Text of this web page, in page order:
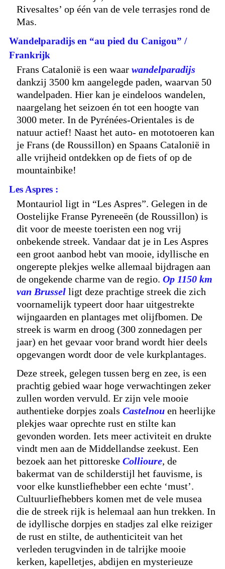
Rivesaltes’ op één van de vele terrasjes rond de
Mas.
Wandelparadijs en “au pied du Canigou” /
Frankrijk
Frans Catalonië is een waar wandelparadijs
dankzij 3500 km aangelegde paden, waarvan 50
wandelpaden. Hier kan je eindeloos wandelen,
naargelang het seizoen én tot een hoogte van
3000 meter. In de Pyrénées-Orientales is de
natuur actief! Naast het auto- en mototoeren kan
je Frans (de Roussillon) en Spaans Catalonië in
alle vrijheid ontdekken op de fiets of op de
mountainbike!
Les Aspres :
Montauriol ligt in “Les Aspres”. Gelegen in de
Oostelijke Franse Pyreneeën (de Roussillon) is
dit voor de meeste toeristen een nog vrij
onbekende streek. Vandaar dat je in Les Aspres
een groot aanbod hebt van mooie, idyllische en
ongerepte plekjes welke allemaal bijdragen aan
de ongekende charme van de regio. Op 1150 km
van Brusselligt deze prachtige streek die zich
voornamelijk typeert door haar uitgestrekte
wijngaarden en plantages met olijfbomen. De
streek is warm en droog (300 zonnedagen per
jaar) en het gevaar voor brand wordt hier deels
opgevangen wordt door de vele kurkplantages.
Deze streek, gelegen tussen berg en zee, is een
prachtig gebied waar hoge verwachtingen zeker
zullen worden vervuld. Er zijn vele mooie
authentieke dorpjes zoals Castelnou en heerlijke
plekjes waar oprechte rust en stilte kan
gevonden worden. Iets meer activiteit en drukte
vindt men aan de Middellandse zeekust. Een
bezoek aan het pittoreske Collioure, de
bakermat van de schilderstijl het fauvisme, is
voor elke kunstliefhebber een echte ‘must’.
Cultuurliefhebbers komen met de vele musea
die de streek rijk is helemaal aan hun trekken. In
de idyllische dorpjes en stadjes zal elke reiziger
de rust en stilte, de authenticiteit van het
verleden terugvinden in de talrijke mooie
kerken, kapelletjes, abdijen en mysterieuze